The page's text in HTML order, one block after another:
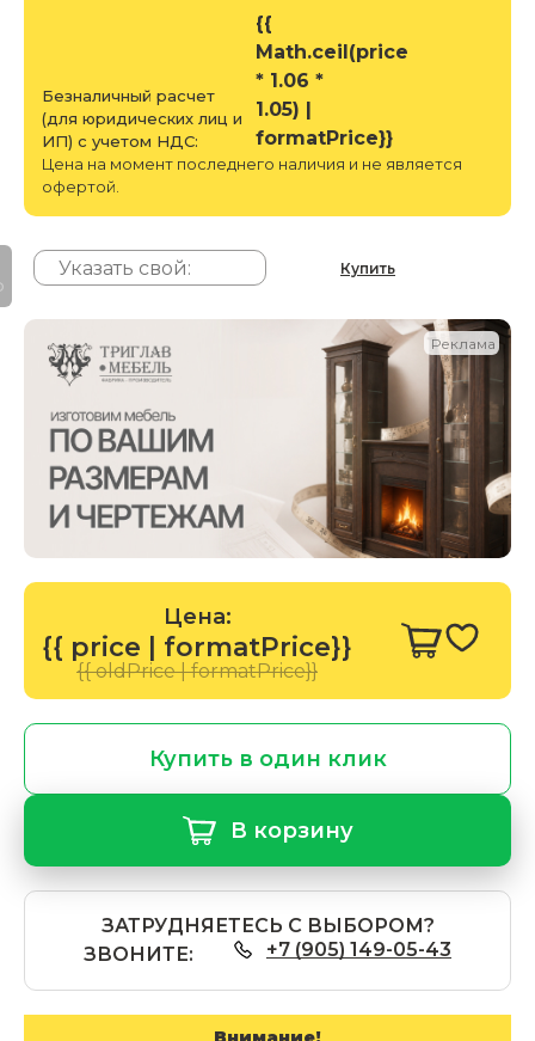
Безналичный расчет
(для юридических лиц и
ИП) с учетом НДС:
{{
Math.ceil(price
* 1.06 *
1.05) |
formatPrice}}
Цена на момент последнего наличия и не является
офертой.
Купить
Реклама
Цена:
{{ price | formatPrice}}
{{ oldPrice | formatPrice}}
Купить в один клик
В корзину
ЗАТРУДНЯЕТЕСЬ С ВЫБОРОМ?
ЗВОНИТЕ:
+7 (905) 149-05-43